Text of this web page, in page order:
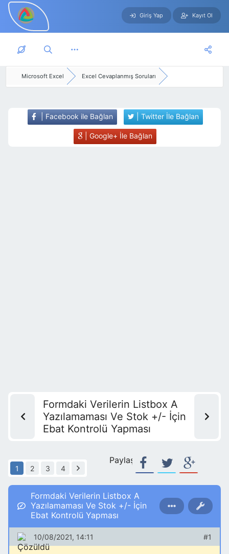
Skip to main content
Giriş Yap Kayıt Ol
Microsoft Excel Excel Cevaplanmış Soruları
| Facebook ile Bağlan | Twitter İle Bağlan
| Google+ İle Bağlan
Formdaki Verilerin Listbox A
Yazılamaması Ve Stok +/- İçin
Ebat Kontrolü Yapması
1 2 3 4
Paylaş:
Formdaki Verilerin Listbox A
Yazılamaması Ve Stok +/- İçin
Ebat Kontrolü Yapması
10/08/2021, 14:11 #1